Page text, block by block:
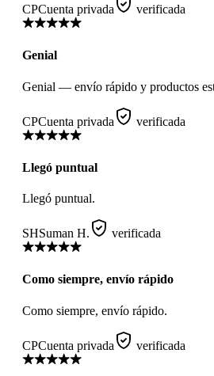
CPCuenta privada verificada
Genial
Genial — envío rápido y productos
CPCuenta privada verificada
Llegó puntual
Llegó puntual.
SHSuman H. verificada
Como siempre, envío rápido
Como siempre, envío rápido.
CPCuenta privada verificada